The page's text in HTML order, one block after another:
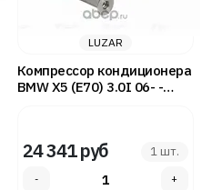
LUZAR
Компрессор кондиционера
BMW X5 (E70) 3.0I 06- -
24 341 руб 1 шт.